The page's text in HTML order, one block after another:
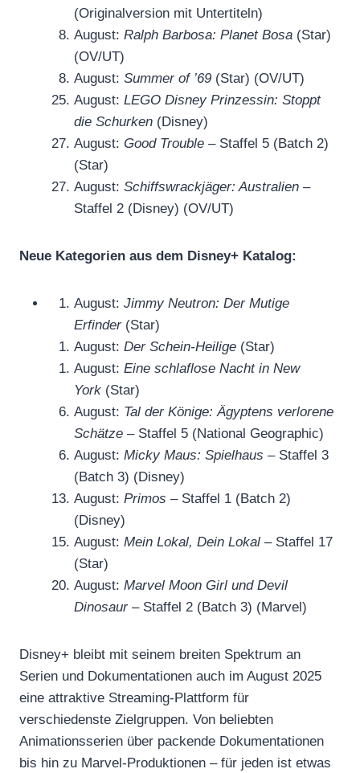
(Originalversion mit Untertiteln)
August: Ralph Barbosa: Planet Bosa (Star)
(OV/UT)
August: Summer of ’69 (Star) (OV/UT)
August: LEGO Disney Prinzessin: Stoppt
die Schurken (Disney)
August: Good Trouble – Staffel 5 (Batch 2)
(Star)
August: Schiffswrackjäger: Australien –
Staffel 2 (Disney) (OV/UT)
Neue Kategorien aus dem Disney+ Katalog:
August: Jimmy Neutron: Der Mutige
Erfinder(Star)
August: Der Schein-Heilige (Star)
August: Eine schlaflose Nacht in New
York (Star)
August: Tal der Könige: Ägyptens verlorene
Schätze – Staffel 5 (National Geographic)
August: Micky Maus: Spielhaus – Staffel 3
(Batch 3) (Disney)
August: Primos – Staffel 1 (Batch 2)
(Disney)
August: Mein Lokal, Dein Lokal – Staffel 17
(Star)
August: Marvel Moon Girl und Devil
Dinosaur– Staffel 2 (Batch 3) (Marvel)
Disney+ bleibt mit seinem breiten Spektrum an
Serien und Dokumentationen auch im August 2025
eine attraktive Streaming-Plattform für
verschiedenste Zielgruppen. Von beliebten
Animationsserien über packende Dokumentationen
bis hin zu Marvel-Produktionen – für jeden ist etwas